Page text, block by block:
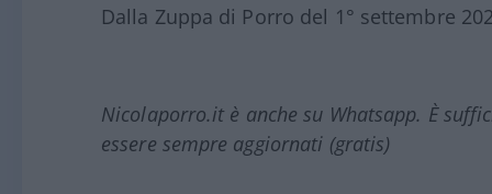
Dalla Zuppa di Porro del 1° settembre
Nicolaporro.it è anche su Whatsapp. È
essere sempre aggiornati (gratis)